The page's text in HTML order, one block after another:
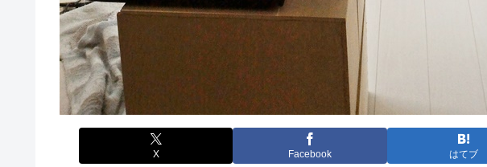
X Facebook はてブ